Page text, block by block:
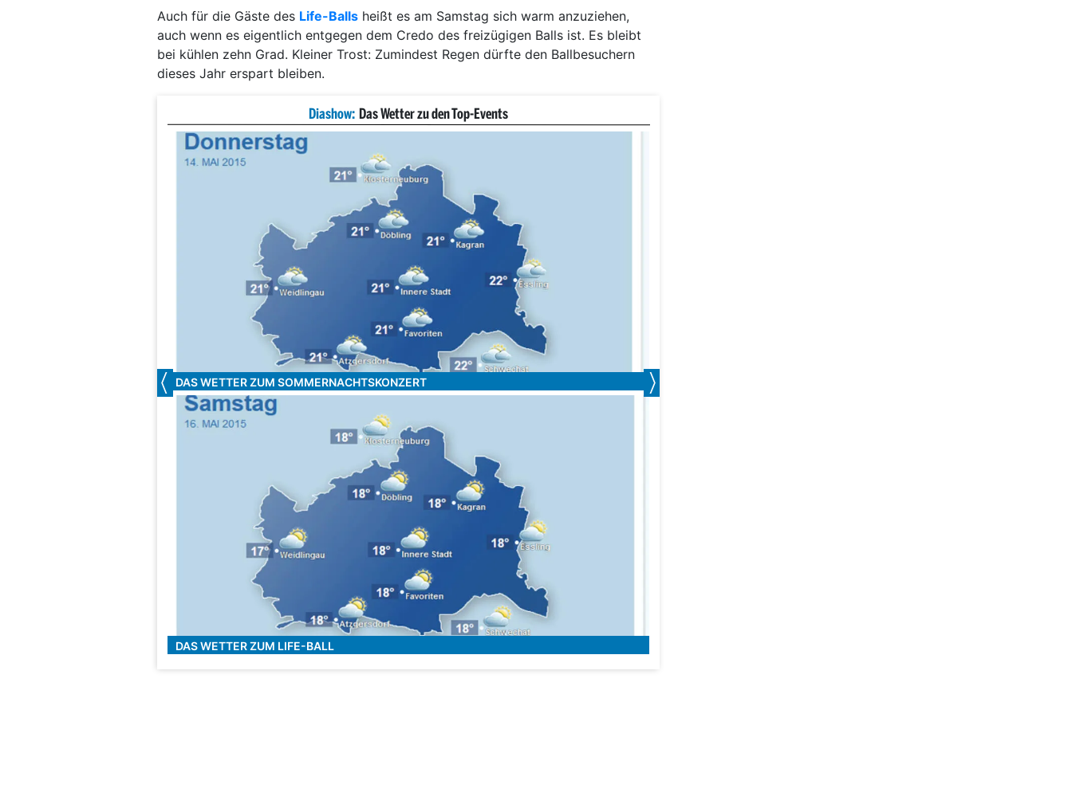
Auch für die Gäste des Life-Balls heißt es am Samstag sich warm anzuziehen,
auch wenn es eigentlich entgegen dem Credo des freizügigen Balls ist. Es bleibt
bei kühlen zehn Grad. Kleiner Trost: Zumindest Regen dürfte den Ballbesuchern
dieses Jahr erspart bleiben.
Diashow: Das Wetter zu den Top-Events
DAS WETTER ZUM SOMMERNACHTSKONZERT
DAS WETTER ZUM LIFE-BALL